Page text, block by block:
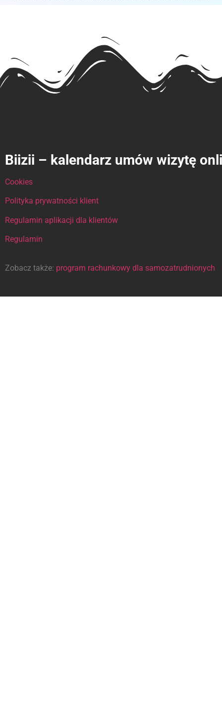
Biizii – kalendarz umów wizytę
Cookies
Polityka prywatności klient
Regulamin aplikacji dla klientów
Regulamin
Zobacz także: program rachunkowy dla samozatrudnionych